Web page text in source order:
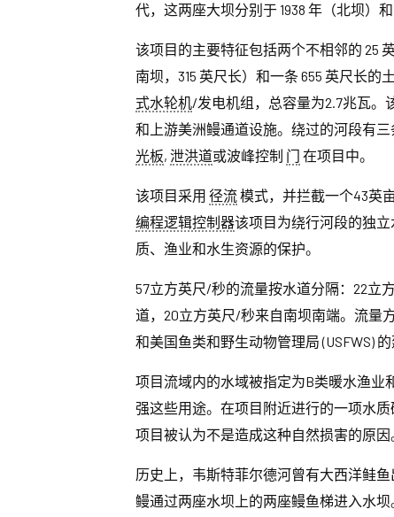
代，这两座大坝分别于 1938 年（北坝）和
该项目的主要特征包括两个不相邻的 25
南坝，315 英尺长）和一条 655 英尺长的
式水轮机/发电机组，总容量为2.7兆瓦。
和上游美洲鳗通道设施。绕过的河段有
光板, 泄洪道或波峰控制 门 在项目中。
该项目采用 径流模式，并拦截一个43英
编程逻辑控制器该项目为绕行河段的独
质、渔业和水生资源的保护。
57立方英尺/秒的流量按水道分隔：22立
道，20立方英尺/秒来自南坝南端。流量
和美国鱼类和野生动物管理局 (USFWS) 的
项目流域内的水域被指定为B类暖水渔业
强这些用途。在项目附近进行的一项水
项目被认为不是造成这种自然损害的原因
历史上，韦斯特菲尔德河曾有大西洋鲑
鳗通过两座水坝上的两座鳗鱼梯进入水